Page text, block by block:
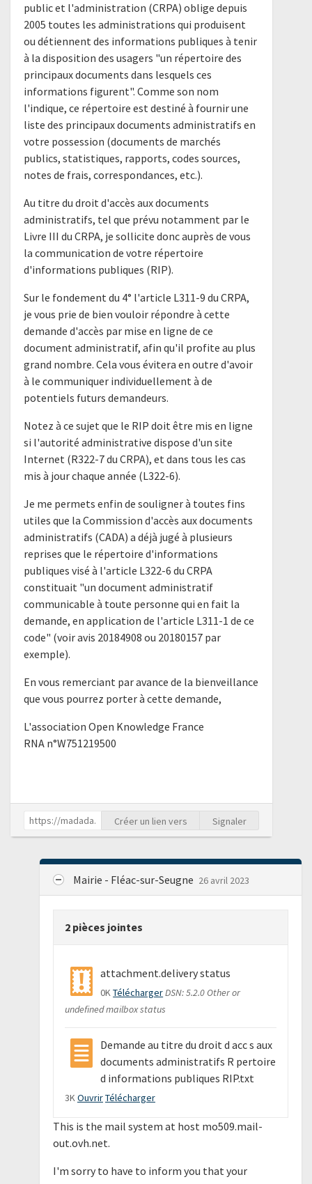
public et l'administration (CRPA) oblige depuis
2005 toutes les administrations qui produisent
ou détiennent des informations publiques à tenir
à la disposition des usagers "un répertoire des
principaux documents dans lesquels ces
informations figurent". Comme son nom
l'indique, ce répertoire est destiné à fournir une
liste des principaux documents administratifs en
votre possession (documents de marchés
publics, statistiques, rapports, codes sources,
notes de frais, correspondances, etc.).
Au titre du droit d'accès aux documents
administratifs, tel que prévu notamment par le
Livre III du CRPA, je sollicite donc auprès de vous
la communication de votre répertoire
d'informations publiques (RIP).
Sur le fondement du 4° l'article L311-9 du CRPA,
je vous prie de bien vouloir répondre à cette
demande d'accès par mise en ligne de ce
document administratif, afin qu'il profite au plus
grand nombre. Cela vous évitera en outre d'avoir
à le communiquer individuellement à de
potentiels futurs demandeurs.
Notez à ce sujet que le RIP doit être mis en ligne
si l'autorité administrative dispose d'un site
Internet (R322-7 du CRPA), et dans tous les cas
mis à jour chaque année (L322-6).
Je me permets enfin de souligner à toutes fins
utiles que la Commission d'accès aux documents
administratifs (CADA) a déjà jugé à plusieurs
reprises que le répertoire d'informations
publiques visé à l'article L322-6 du CRPA
constituait "un document administratif
communicable à toute personne qui en fait la
demande, en application de l'article L311-1 de ce
code" (voir avis 20184908 ou 20180157 par
exemple).
En vous remerciant par avance de la bienveillance
que vous pourrez porter à cette demande,
L'association Open Knowledge France
RNA n°W751219500
Créer un lien vers Signaler
Mairie - Fléac-sur-Seugne 26 avril 2023
2 pièces jointes
attachment.delivery status
0KTéléchargerDSN: 5.2.0 Other or
undefined mailbox status
Demande au titre du droit d acc s aux
documents administratifs R pertoire
d informations publiques RIP.txt
3K OuvrirTélécharger
This is the mail system at host mo509.mail-
out.ovh.net.
I'm sorry to have to inform you that your